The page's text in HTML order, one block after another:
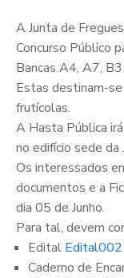
A Junta de
Concurso Público
Bancas A4, A7,
Estas destinam-
frutícolas.
A Hasta Pública
no edifício sede da
Os interessados
documentos e a
dia 05 de Junho.
Para tal, devem
Edital
Caderno de